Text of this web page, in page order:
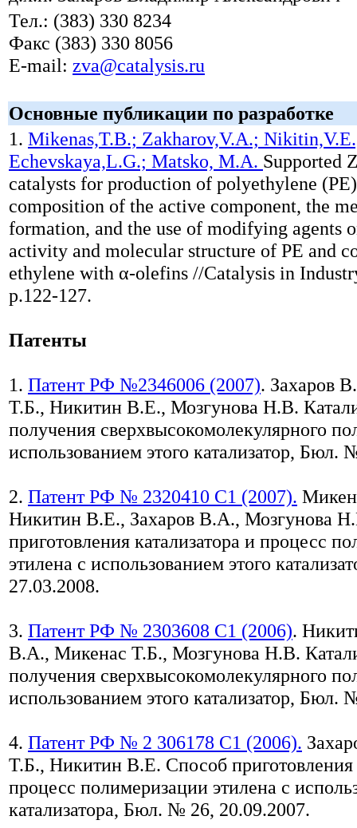
Тел.: (383) 330 8234
Факс (383) 330 8056
E-mail: zva@catalysis.ru
Основные публикации по разработке
1. Mikenas,T.B.; Zakharov,V.A.;
Echevskayа,L.G.; Matsko, M.A. Supported
catalysts for production of polyethylene
composition of the active component, the
formation, and the use of modifying agents
activity and molecular structure of PE and
ethylene with α-olefins //Catalysis in
p.122-127.
Патенты
1. Патент РФ №2346006 (2007). Захаров
Т.Б., Никитин В.Е., Мозгунова Н.В.
получения сверхвысокомолекулярного
использованием этого катализатор, Бюл.
2. Патент РФ № 2320410 С1 (2007).
Никитин В.Е., Захаров В.А., Мозгунова
приготовления катализатора и процесс
этилена с использованием этого
27.03.2008.
3. Патент РФ № 2303608 С1 (2006).
В.А., Микенас Т.Б., Мозгунова Н.В.
получения сверхвысокомолекулярного
использованием этого катализатор, Бюл.
4. Патент РФ № 2 306178 С1 (2006).
Т.Б., Никитин В.Е. Способ приготовления
процесс полимеризации этилена с
катализатора, Бюл. № 26, 20.09.2007.